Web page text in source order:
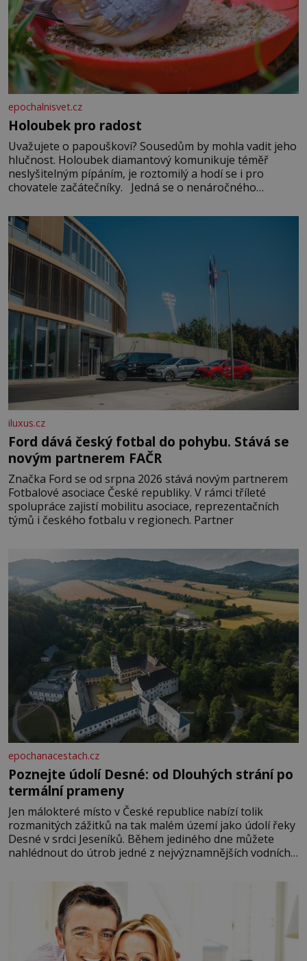
epochalnisvet.cz
Holoubek pro radost
Uvažujete o papouškovi? Sousedům by mohla vadit jeho
hlučnost. Holoubek diamantový komunikuje téměř
neslyšitelným pípáním, je roztomilý a hodí se i pro
chovatele začátečníky. Jedná se o nenáročného
času tráví na zemi, kde sbírá zbytky semínek Jeho
domovinou je prakticky celá Austrálie s výjimkou
pobřežní oblasti.
iluxus.cz
Ford dává český fotbal do pohybu. Stává se
novým partnerem FAČR
Značka Ford se od srpna 2026 stává novým partnerem
Fotbalové asociace České republiky. V rámci tříleté
spolupráce zajistí mobilitu asociace, reprezentačních
týmů i českého fotbalu v regionech. Partner
epochanacestach.cz
Poznejte údolí Desné: od Dlouhých strání po
termální prameny
Jen málokteré místo v České republice nabízí tolik
rozmanitých zážitků na tak malém území jako údolí řeky
Desné v srdci Jeseníků. Během jediného dne můžete
nahlédnout do útrob jedné z nejvýznamnějších vodních
se na koloběžce a den zakončit poznáváním památek ve
Velkých Losinách nebo v termálním